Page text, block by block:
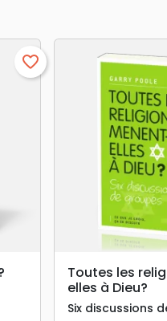
favorite_border
search
Toutes les
elles à Dieu?
Six discussions